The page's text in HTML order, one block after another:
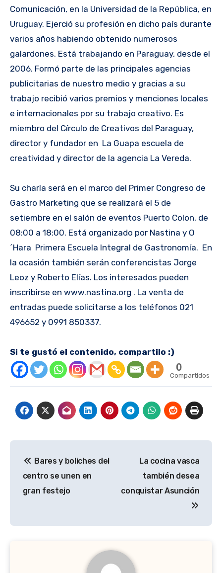
Comunicación, en la Universidad de la República, en
Uruguay. Ejerció su profesión en dicho país durante
varios años habiendo obtenido numerosos
galardones. Está trabajando en Paraguay, desde el
2006. Formó parte de las principales agencias
publicitarias de nuestro medio y gracias a su
trabajo recibió varios premios y menciones locales
e internacionales por su trabajo creativo. Es
miembro del Círculo de Creativos del Paraguay,
director y fundador en La Guapa escuela de
creatividad y director de la agencia La Vereda.
Su charla será en el marco del Primer Congreso de
Gastro Marketing que se realizará el 5 de
setiembre en el salón de eventos Puerto Colon, de
08:00 a 18:00. Está organizado por Nastina y O
´Hara Primera Escuela Integral de Gastronomía. En
la ocasión también serán conferencistas Jorge
Leoz y Roberto Elías. Los interesados pueden
inscribirse en www.nastina.org . La venta de
entradas puede solicitarse a los teléfonos 021
496652 y 0991 850337.
Si te gustó el contenido, compartilo :)
0
Compartidos
de
entradas
Bares y boliches del
centro se unen en
gran festejo
La cocina vasca
también desea
conquistar Asunción